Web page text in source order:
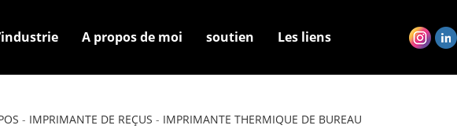
A propos de moi soutien Les liens
bureau
- IMPRIMANTE DE REÇUS - IMPRIMANTE THERMIQUE DE BUREAU